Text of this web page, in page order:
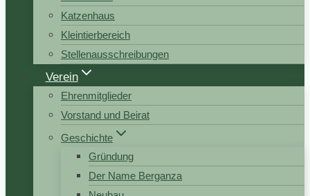
Katzenhaus
Kleintierbereich
Stellenausschreibungen
Verein
Ehrenmitglieder
Vorstand und Beirat
Geschichte
Gründung
Der Name Berganza